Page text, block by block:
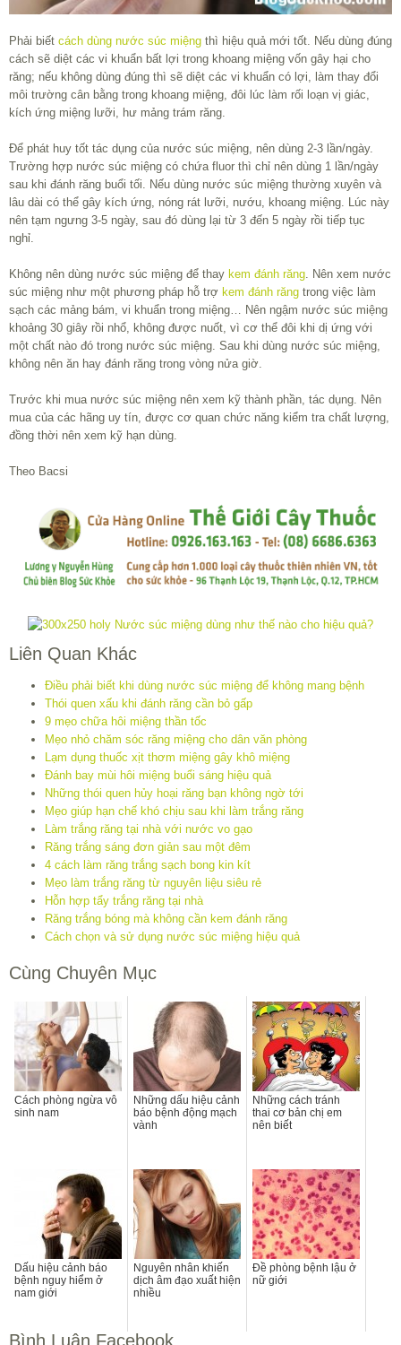
Phải biết cách dùng nước súc miệng thì hiệu quả mới tốt. Nếu dùng đúng
cách sẽ diệt các vi khuẩn bất lợi trong khoang miệng vốn gây hại cho
răng; nếu không dùng đúng thì sẽ diệt các vi khuẩn có lợi, làm thay đổi
môi trường cân bằng trong khoang miệng, đôi lúc làm rối loạn vị giác,
kích ứng miệng lưỡi, hư mảng trám răng.
Để phát huy tốt tác dụng của nước súc miệng, nên dùng 2-3 lần/ngày.
Trường hợp nước súc miệng có chứa fluor thì chỉ nên dùng 1 lần/ngày
sau khi đánh răng buổi tối. Nếu dùng nước súc miệng thường xuyên và
lâu dài có thể gây kích ứng, nóng rát lưỡi, nướu, khoang miệng. Lúc này
nên tạm ngưng 3-5 ngày, sau đó dùng lại từ 3 đến 5 ngày rồi tiếp tục
nghỉ.
Không nên dùng nước súc miệng để thay kem đánh răng. Nên xem nước
súc miệng như một phương pháp hỗ trợ kem đánh răng trong việc làm
sạch các mảng bám, vi khuẩn trong miệng… Nên ngậm nước súc miệng
khoảng 30 giây rồi nhổ, không được nuốt, vì cơ thể đôi khi dị ứng với
một chất nào đó trong nước súc miệng. Sau khi dùng nước súc miệng,
không nên ăn hay đánh răng trong vòng nửa giờ.
Trước khi mua nước súc miệng nên xem kỹ thành phần, tác dụng. Nên
mua của các hãng uy tín, được cơ quan chức năng kiểm tra chất lượng,
đồng thời nên xem kỹ hạn dùng.
Theo Bacsi
Liên Quan Khác
Điều phải biết khi dùng nước súc miệng để không mang bệnh
Thói quen xấu khi đánh răng cần bỏ gấp
9 mẹo chữa hôi miệng thần tốc
Mẹo nhỏ chăm sóc răng miệng cho dân văn phòng
Lạm dụng thuốc xịt thơm miệng gây khô miệng
Đánh bay mùi hôi miệng buổi sáng hiệu quả
Những thói quen hủy hoại răng bạn không ngờ tới
Mẹo giúp hạn chế khó chịu sau khi làm trắng răng
Làm trắng răng tại nhà với nước vo gạo
Răng trắng sáng đơn giản sau một đêm
4 cách làm răng trắng sạch bong kin kít
Mẹo làm trắng răng từ nguyên liệu siêu rẻ
Hỗn hợp tẩy trắng răng tại nhà
Răng trắng bóng mà không cần kem đánh răng
Cách chọn và sử dụng nước súc miệng hiệu quả
Cùng Chuyên Mục
Cách phòng ngừa vô
sinh nam
Những dấu hiệu cảnh
báo bệnh động mạch
vành
Những cách tránh
thai cơ bản chị em
nên biết
Dấu hiệu cảnh báo
bệnh nguy hiểm ở
nam giới
Nguyên nhân khiến
dịch âm đạo xuất hiện
nhiều
Đề phòng bệnh lậu ở
nữ giới
Bình Luận Facebook